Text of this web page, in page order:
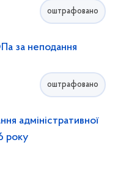
оштрафовано
за неподання
оштрафовано
адміністративної
року